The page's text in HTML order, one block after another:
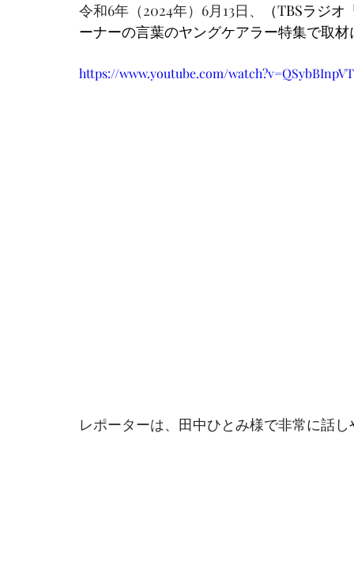
令和6年（2024年）6月13日、
（TBSラジ
ーナーの言葉のヤングケアラー特集で取
https://www.youtube.com/
レポーターは、 田中ひとみ様で非常に話